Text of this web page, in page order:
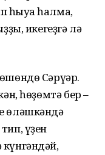
һыуға һалма,
икегеҙгә лә
Сәрүәр.
һөҙөмтә бер –
өләшкәндә
үҙен